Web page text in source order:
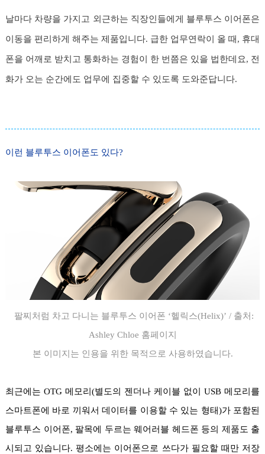
날마다 차량을 가지고 외근하는 직장인들에게 블루투스 이어폰은
이동을 편리하게 해주는 제품입니다. 급한 업무연락이 올 때, 휴대
폰을 어깨로 받치고 통화하는 경험이 한 번쯤은 있을 법한데요, 전
화가 오는 순간에도 업무에 집중할 수 있도록 도와준답니다.
이런 블루투스 이어폰도 있다?
팔찌처럼 차고 다니는 블루투스 이어폰 ‘헬릭스(Helix)’ / 출처:
Ashley Chloe 홈페이지
본 이미지는 인용을 위한 목적으로 사용하였습니다.
최근에는 OTG 메모리(별도의 젠더나 케이블 없이 USB 메모리를
스마트폰에 바로 끼워서 데이터를 이용할 수 있는 형태)가 포함된
블루투스 이어폰, 팔목에 두르는 웨어러블 헤드폰 등의 제품도 출
시되고 있습니다. 평소에는 이어폰으로 쓰다가 필요할 때만 저장